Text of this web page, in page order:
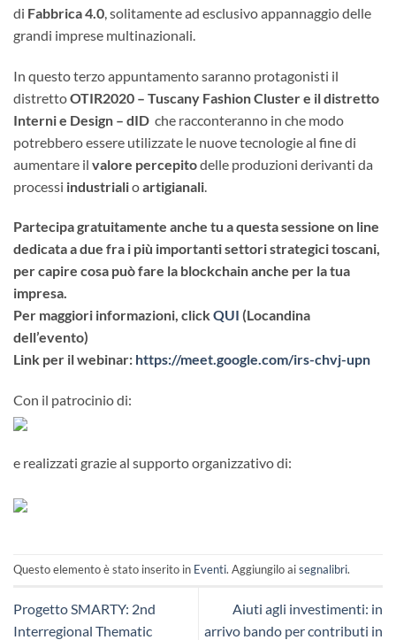
di Fabbrica 4.0, solitamente ad esclusivo appannaggio delle
grandi imprese multinazionali.
In questo terzo appuntamento saranno protagonisti il
distrettoOTIR2020 – Tuscany Fashion Cluster e il distretto
Interni e Design – dID che racconteranno in che modo
potrebbero essere utilizzate le nuove tecnologie al fine di
aumentare il valore percepitodelle produzioni derivanti da
processi industrialioartigianali
Partecipa gratuitamente anche tu a questa sessione on line
dedicata a due fra i più importanti settori strategici toscani,
per capire cosa può fare la blockchain anche per la tua
impresa.
Per maggiori informazioni, clickQUI (Locandina
dell’evento)
Link per il webinar: https://meet.google.com/irs-chvj-upn
Con il patrocinio di:
e realizzati grazie al supporto organizzativo di:
Questo elemento è stato inserito in Eventi. Aggiungilo aisegnalibri.
Progetto SMARTY: 2nd
Interregional Thematic
Aiuti agli investimenti: in
arrivo bando per contributi in